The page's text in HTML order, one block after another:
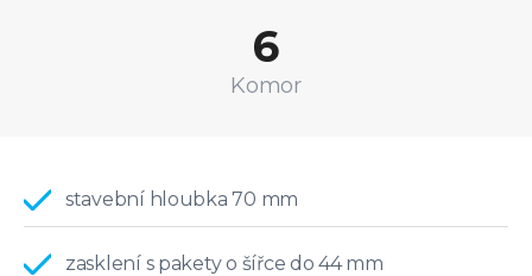
6
Komor
stavební hloubka 70 mm
zasklení s pakety o šířce do 44 mm